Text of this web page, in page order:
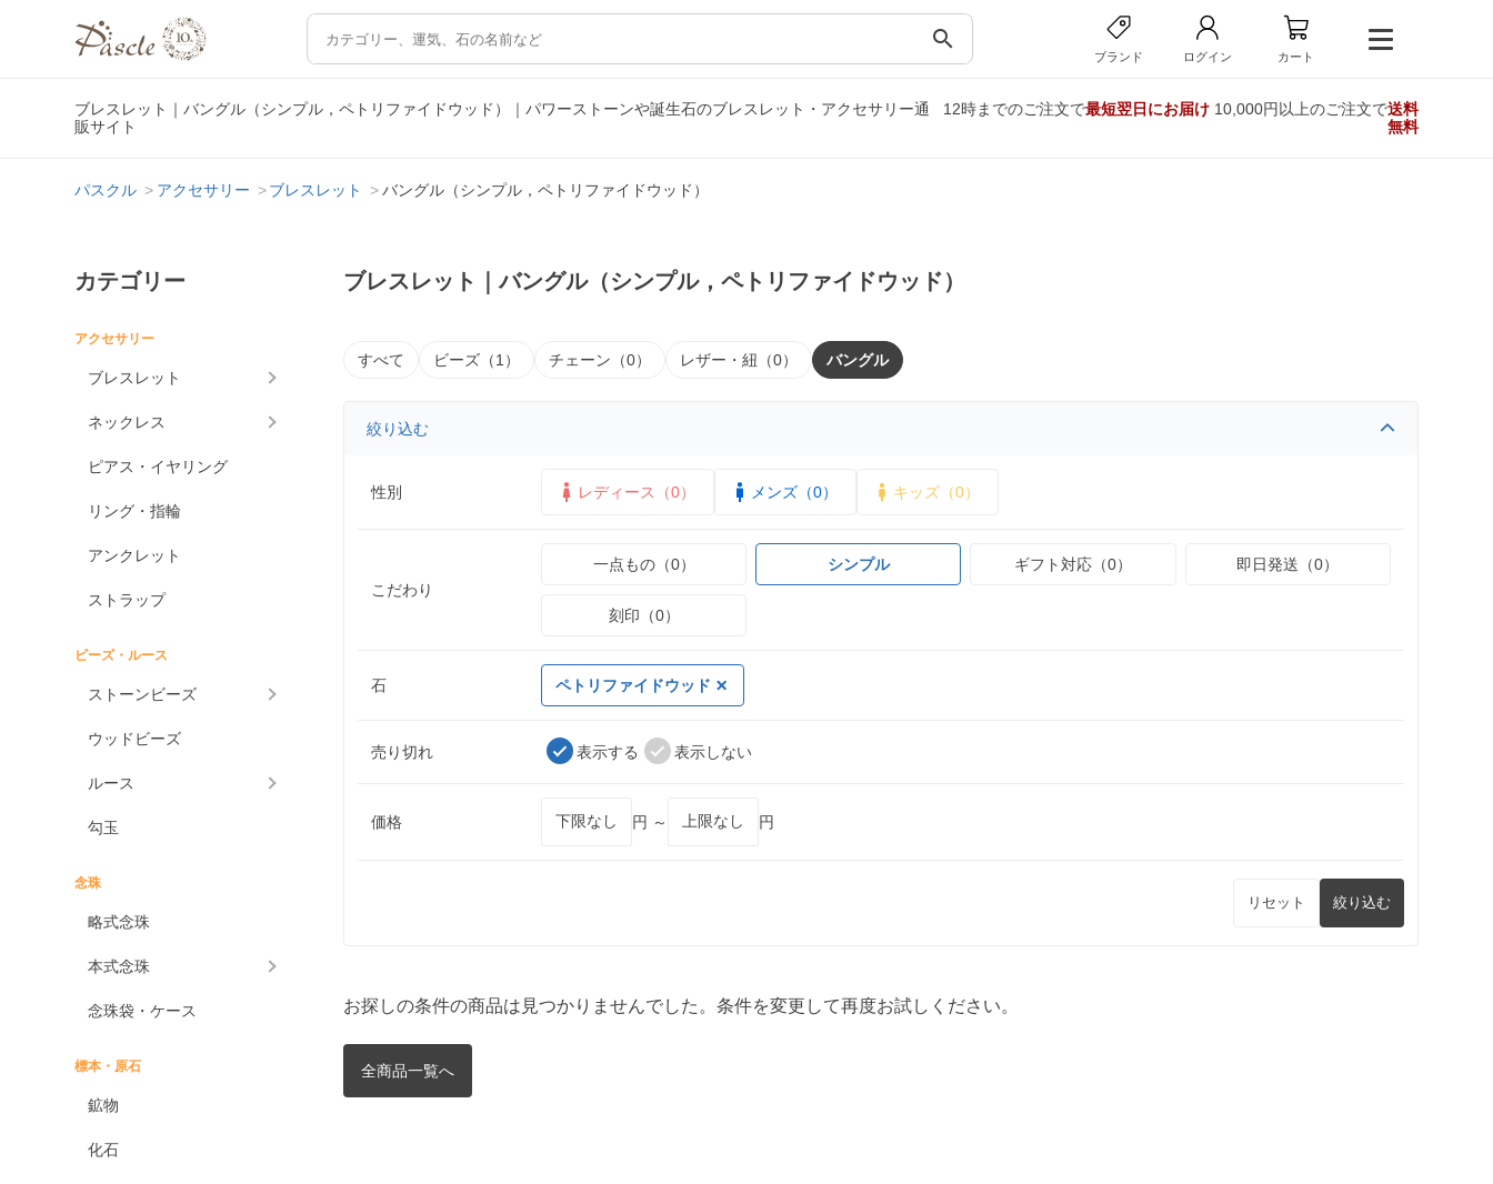
search
ブランド ログイン カート
ブレスレット｜バングル（シンプル，ペトリファイドウッド）｜パワーストーンや誕生石のブレスレット・アクセサリー通
販サイト
12時までのご注文で最短翌日にお届け10,000円以上のご注文で送料
無料
パスクル アクセサリー ブレスレット バングル（シンプル，ペトリファイドウッド）
カテゴリー
アクセサリー
ブレスレット
ネックレス
ピアス・イヤリング
リング・指輪
アンクレット
ストラップ
ビーズ・ルース
ストーンビーズ
ウッドビーズ
ルース
勾玉
念珠
略式念珠
本式念珠
念珠袋・ケース
標本・原石
鉱物
化石
ブレスレット｜バングル（シンプル，ペトリファイドウッド）
すべて ビーズ（1） チェーン（0） レザー・紐（0） バングル
絞り込む
性別 レディース（0） メンズ（0） キッズ（0）
こだわり
一点もの（0） シンプル ギフト対応（0） 即日発送（0）
刻印（0）
石 ペトリファイドウッド
売り切れ 表示する 表示しない
価格 円 ～ 円
リセット 絞り込む
お探しの条件の商品は見つかりませんでした。条件を変更して再度お試しください。
全商品一覧へ